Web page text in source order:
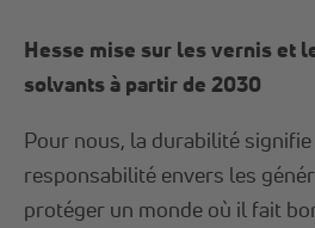
Hesse mise sur les vernis et
solvants à partir de 2030
Pour nous, la durabilité
responsabilité envers les
protéger un monde où il fait